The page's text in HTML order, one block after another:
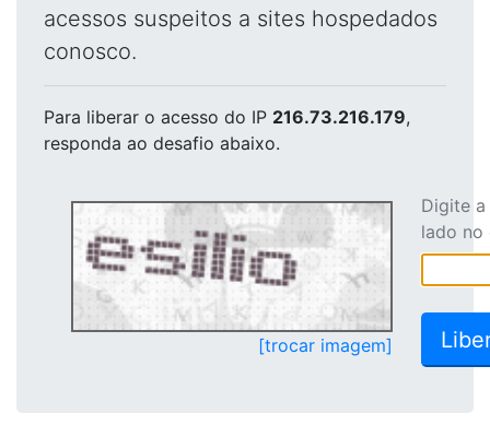
acessos suspeitos a sites hospedados
conosco.
Para liberar o acesso do IP 216.73.216.179,
responda ao desafio abaixo.
[trocar imagem]
Digite
lado no